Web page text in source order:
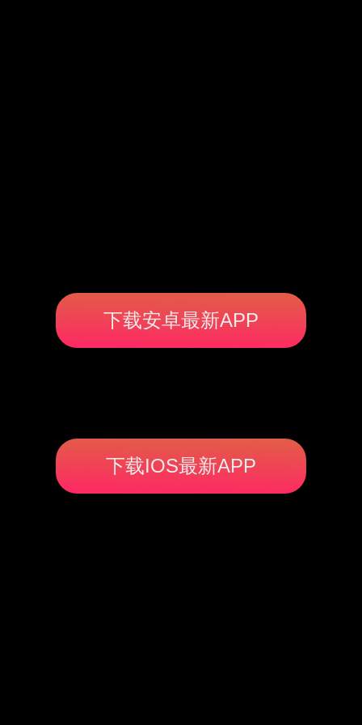
下载安卓最新APP
下载IOS最新APP